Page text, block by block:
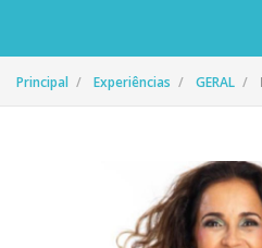
Principal Experiências GERAL